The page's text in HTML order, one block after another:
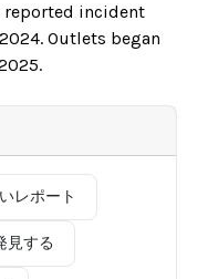
reported incident
Outlets began
レポート
見する